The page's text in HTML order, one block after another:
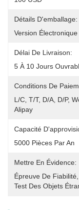
Détails D'emballage:
Version Électronique
Délai De Livraison:
5 À 10 Jours
Conditions De
L/C, T/T, D/A, D/P,
Alipay
Capacité
5000 Pièces Par An
Mettre En Évidence:
Épreuve De Fiabilité
Test Des Objets